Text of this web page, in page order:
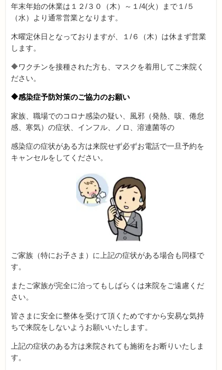
年末年始の休業は１２/３０（木）～１/4(火）まで１/５
（水）より通常営業となります。
木曜定休日となっておりますが、１/６（木）は休まず営業
します。
🔶ワクチンを接種された方も、マスクを着用してご来院く
ださい。
🔶感染症予防対策のご協力のお願い
家族、職場でのコロナ感染の疑い、風邪（発熱、咳、倦怠
感、寒気）の症状、インフル、ノロ、溶連菌等の
感染症の症状がある方は来院せず必ずお電話で一旦予約を
キャンセルをしてください。
ご家族（特にお子さま）に上記の症状がある場合も同様で
す。
またご家族が完全に治ってもしばらくは来院をご遠慮くだ
さい。
皆さまに安全に整体を受けて頂くためですから安易な気持
ちで来院をしないようお願いいたします。
上記の症状のある方は来院されても施術をお断りいたしま
す。